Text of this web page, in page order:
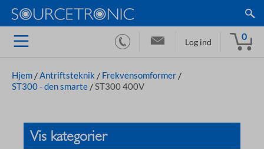
Log ind
0
Hjem /Antriftsteknik / Frekvensomformer /
ST300 - den smarte /ST300 400V
Vis kategorier